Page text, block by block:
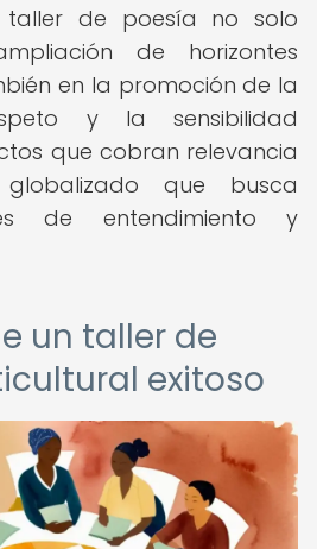
taller de poesía no solo
de horizontes
en la promoción de la
y la sensibilidad
que cobran relevancia
que busca
de entendimiento y
un taller de
exitoso